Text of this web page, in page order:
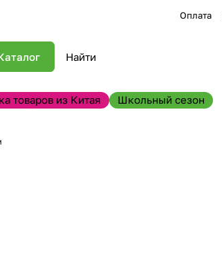
Оплата
товаров из Китая Школьный сезон